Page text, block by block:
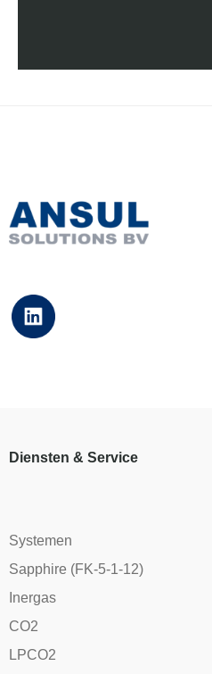
Diensten & Service
Systemen
Sapphire (FK-5-1-12)
Inergas
CO2
LPCO2